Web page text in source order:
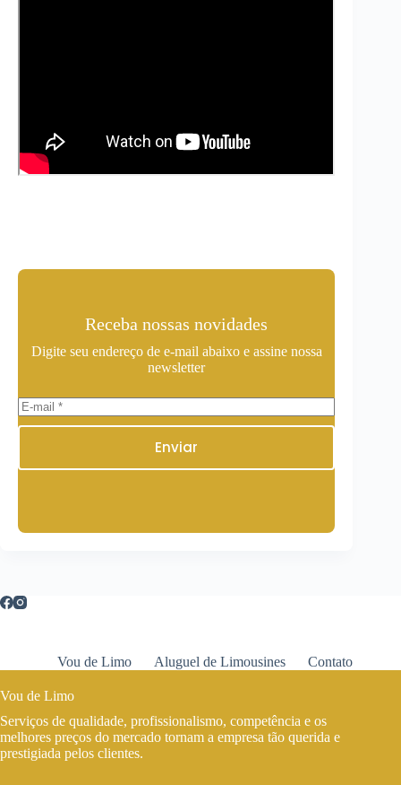
Receba nossas novidades
Digite seu endereço de e-mail abaixo e assine nossa
newsletter
Enviar
Vou de Limo Aluguel de Limousines Contato
Vou de Limo
Serviços de qualidade, profissionalismo, competência e os
melhores preços do mercado tornam a empresa tão querida e
prestigiada pelos clientes.